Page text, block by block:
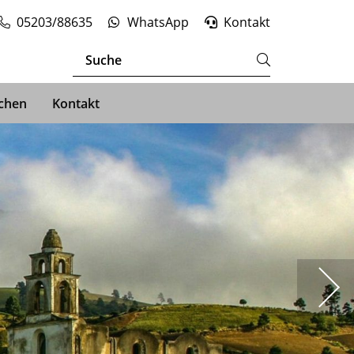
05203/88635 WhatsApp Kontakt
Kontakt